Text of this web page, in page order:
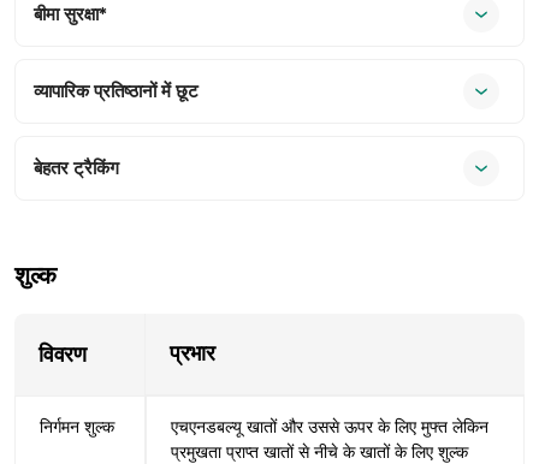
बीमा सुरक्षा*
व्यापारिक प्रतिष्ठानों में छूट
बेहतर ट्रैकिंग
शुल्क
विवरण प्रभार
निर्गमन शुल्क
एचएनडबल्यू खातों और उससे ऊपर के लिए मुफ्त लेकिन
प्रमुखता प्राप्त खातों से नीचे के खातों के लिए शुल्क